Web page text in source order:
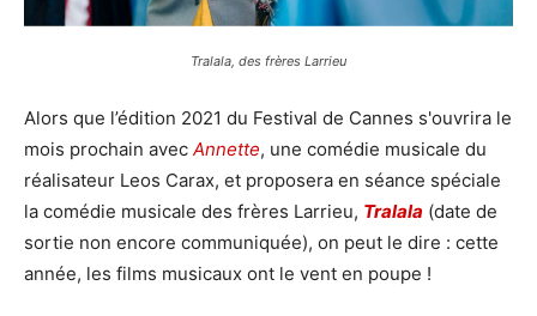
Tralala, des frères Larrieu
Alors que l’édition 2021 du Festival de Cannes s'ouvrira le
mois prochain avec Annette, une comédie musicale du
réalisateur Leos Carax, et proposera en séance spéciale
la comédie musicale des frères Larrieu, Tralala (date de
sortie non encore communiquée), on peut le dire : cette
année, les films musicaux ont le vent en poupe !